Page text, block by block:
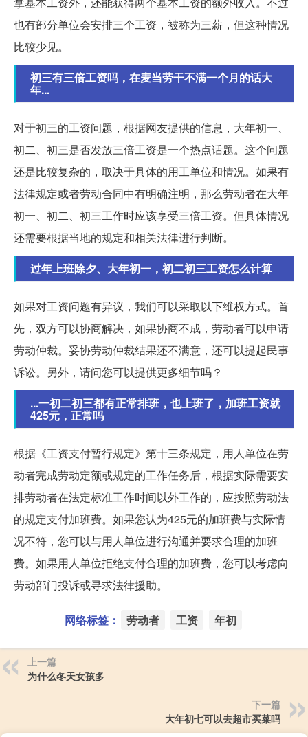
也有部分单位会安排三个工资，被称为三薪，但这种情况
比较少见。
初三有三倍工资吗，在麦当劳干不满一个月的话大
年...
对于初三的工资问题，根据网友提供的信息，大年初一、
初二、初三是否发放三倍工资是一个热点话题。这个问题
还是比较复杂的，取决于具体的用工单位和情况。如果有
法律规定或者劳动合同中有明确注明，那么劳动者在大年
初一、初二、初三工作时应该享受三倍工资。但具体情况
还需要根据当地的规定和相关法律进行判断。
过年上班除夕、大年初一，初二初三工资怎么计算
如果对工资问题有异议，我们可以采取以下维权方式。首
先，双方可以协商解决，如果协商不成，劳动者可以申请
劳动仲裁。妥协劳动仲裁结果还不满意，还可以提起民事
诉讼。另外，请问您可以提供更多细节吗？
...一初二初三都有正常排班，也上班了，加班工资就
425元，正常吗
根据《工资支付暂行规定》第十三条规定，用人单位在劳
动者完成劳动定额或规定的工作任务后，根据实际需要安
排劳动者在法定标准工作时间以外工作的，应按照劳动法
的规定支付加班费。如果您认为425元的加班费与实际情
况不符，您可以与用人单位进行沟通并要求合理的加班
费。如果用人单位拒绝支付合理的加班费，您可以考虑向
劳动部门投诉或寻求法律援助。
网络标签： 劳动者 工资 年初
上一篇
为什么冬天女孩多
下一篇
大年初七可以去超市买菜吗